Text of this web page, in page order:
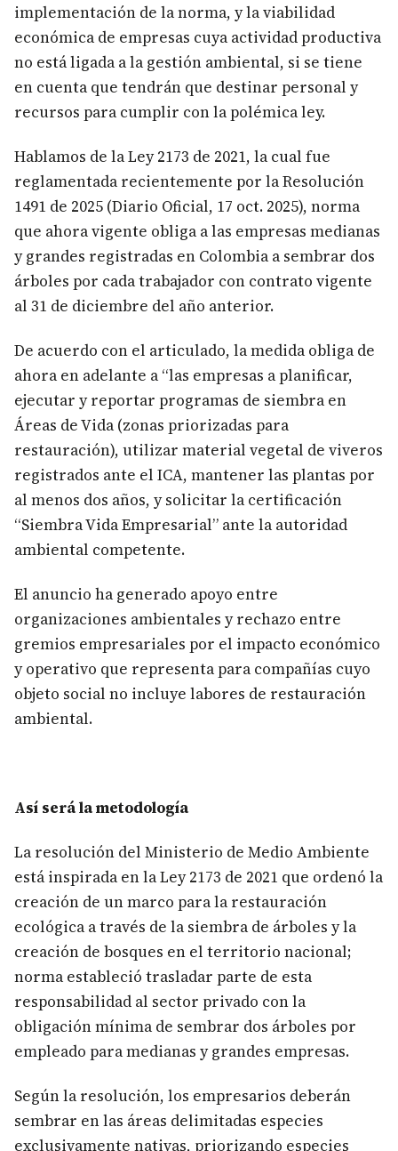
implementación de la norma, y la viabilidad
económica de empresas cuya actividad productiva
no está ligada a la gestión ambiental, si se tiene
en cuenta que tendrán que destinar personal y
recursos para cumplir con la polémica ley.
Hablamos de la Ley 2173 de 2021, la cual fue
reglamentada recientemente por la Resolución
1491 de 2025 (Diario Oficial, 17 oct. 2025), norma
que ahora vigente obliga a las empresas medianas
y grandes registradas en Colombia a sembrar dos
árboles por cada trabajador con contrato vigente
al 31 de diciembre del año anterior.
De acuerdo con el articulado, la medida obliga de
ahora en adelante a “las empresas a planificar,
ejecutar y reportar programas de siembra en
Áreas de Vida (zonas priorizadas para
restauración), utilizar material vegetal de viveros
registrados ante el ICA, mantener las plantas por
al menos dos años, y solicitar la certificación
“Siembra Vida Empresarial” ante la autoridad
ambiental competente.
El anuncio ha generado apoyo entre
organizaciones ambientales y rechazo entre
gremios empresariales por el impacto económico
y operativo que representa para compañías cuyo
objeto social no incluye labores de restauración
ambiental.
Así será la metodología
La resolución del Ministerio de Medio Ambiente
está inspirada en la Ley 2173 de 2021 que ordenó la
creación de un marco para la restauración
ecológica a través de la siembra de árboles y la
creación de bosques en el territorio nacional;
norma estableció trasladar parte de esta
responsabilidad al sector privado con la
obligación mínima de sembrar dos árboles por
empleado para medianas y grandes empresas.
Según la resolución, los empresarios deberán
sembrar en las áreas delimitadas especies
exclusivamente nativas, priorizando especies